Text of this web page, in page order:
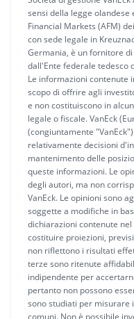
sensi della legge
Financial Markets (AFM)
con sede legale in
Germania, è un fornitore
dall'Ente federale tedesco
Le informazioni contenute
scopo di offrire agli
e non costituiscono in
legale o fiscale. VanEck
(congiuntamente
relativamente decisioni
mantenimento delle
queste informazioni. Le
degli autori, ma non
VanEck. Le opinioni sono
soggette a modifiche in
dichiarazioni contenute
costituire proiezioni,
non riflettono i risultati
terze sono ritenute
indipendente per
pertanto non possono
sono studiati per misurare